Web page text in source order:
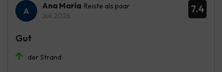
7.4
Ana María Reiste als paar
Juli 2026
der Strand
Gut